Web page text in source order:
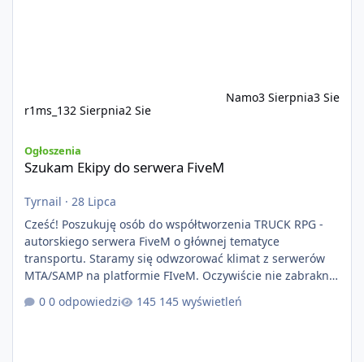
r1ms_132 Sierpnia2 Sie
Namo3 Sierpnia3 Sie
Ogłoszenia
Szukam Ekipy do serwera FiveM
Tyrnail · 28 Lipca
Cześć! Poszukuję osób do współtworzenia TRUCK RPG -
autorskiego serwera FiveM o głównej tematyce
transportu. Staramy się odwzorować klimat z serwerów
MTA/SAMP na platformie FIveM. Oczywiście nie zabraknie
kontentu dla graczy którzy chcą robić coś innego niż
jeździć ciężarówką. Projekt tworzony jest od podstaw z
0 odpowiedzi 145 wyświetleń